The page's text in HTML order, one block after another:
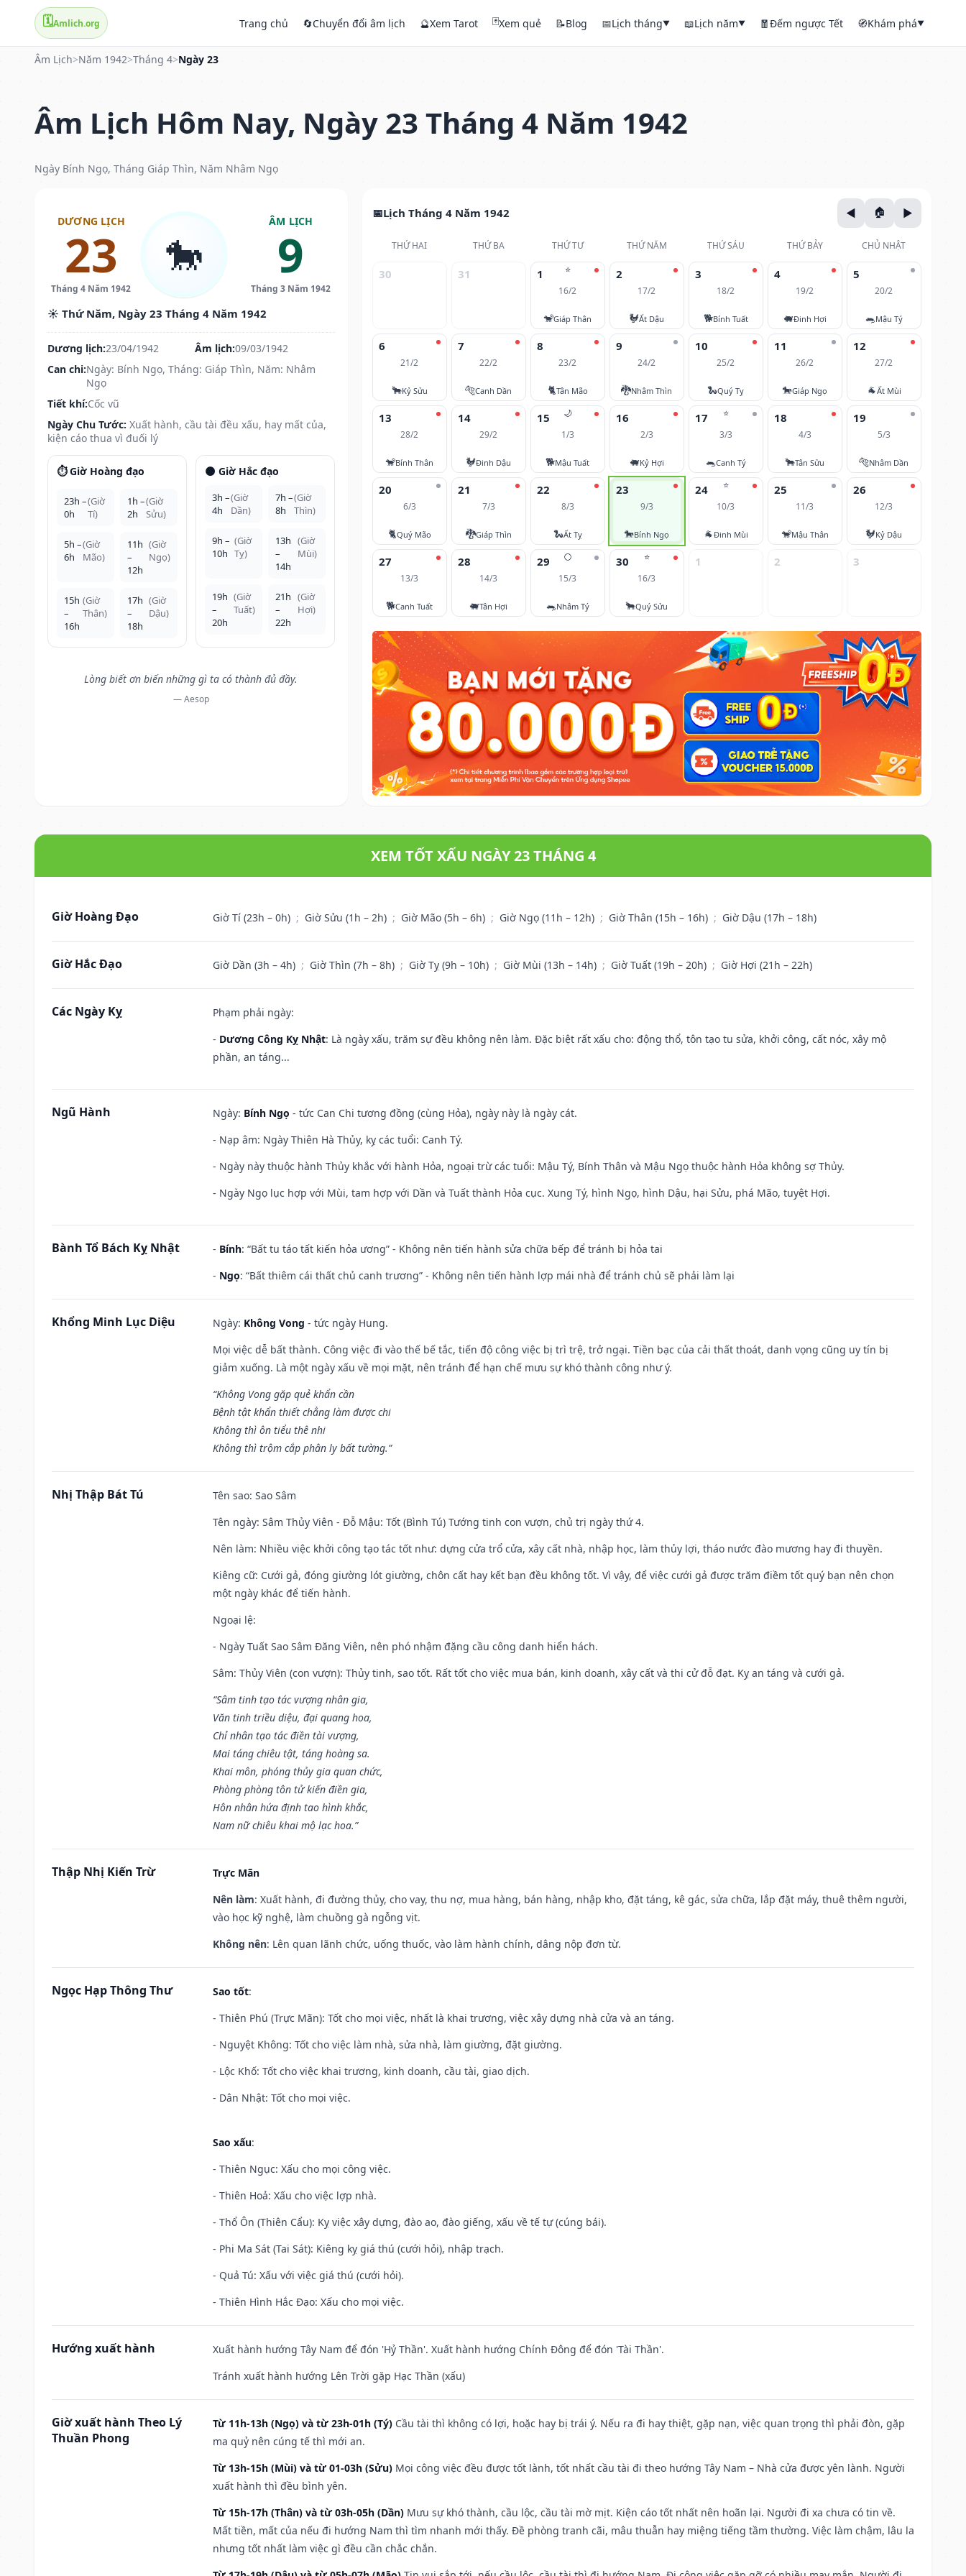
🗓️Amlich.org Trang chủ 🔄Chuyển đổi âm lịch 🔮Xem Tarot 🃏Xem quẻ 📝Blog 📅Lịch tháng▼ 📖Lịch năm▼ 🧧Đếm ngược Tết 🧭Khám phá▼
Âm Lịch>Năm 1942>Tháng 4>Ngày 23
Âm Lịch Hôm Nay, Ngày 23 Tháng 4 Năm 1942
Ngày Bính Ngọ, Tháng Giáp Thìn, Năm Nhâm Ngọ
DƯƠNG LỊCH
23
Tháng 4 Năm 1942
🐎
ÂM LỊCH
9
Tháng 3 Năm 1942
☀️ Thứ Năm, Ngày 23 Tháng 4 Năm 1942
Dương lịch:23/04/1942 Âm lịch:09/03/1942
Can chi:Ngày: Bính Ngọ, Tháng: Giáp Thìn, Năm: Nhâm
Ngọ
Tiết khí:Cốc vũ
Ngày Chu Tước: Xuất hành, cầu tài đều xấu, hay mất của,
kiện cáo thua vì đuối lý
⏱️ Giờ Hoàng đạo
23h –
0h
(Giờ
Tí)
1h –
2h
(Giờ
Sửu)
5h –
6h
(Giờ
Mão)
11h
–
12h
(Giờ
Ngọ)
15h
–
16h
(Giờ
Thân)
17h
–
18h
(Giờ
Dậu)
🌑 Giờ Hắc đạo
3h –
4h
(Giờ
Dần)
7h –
8h
(Giờ
Thìn)
9h –
10h
(Giờ
Tỵ)
13h
–
14h
(Giờ
Mùi)
19h
–
20h
(Giờ
Tuất)
21h
–
22h
(Giờ
Hợi)
Lòng biết ơn biến những gì ta có thành đủ đầy.
— Aesop
Lịch Tháng 4 Năm 1942
THỨ HAI THỨ BA THỨ TƯ THỨ NĂM THỨ SÁU THỨ BẢY CHỦ NHẬT
30 31 ⭐
1
16/2
🐒Giáp Thân
2
17/2
🐓Ất Dậu
3
18/2
🐕Bính Tuất
4
19/2
🐖Đinh Hợi
5
20/2
🐀Mậu Tý
6
21/2
🐂Kỷ Sửu
7
22/2
🐅Canh Dần
8
23/2
🐈Tân Mão
9
24/2
🐉Nhâm Thìn
10
25/2
🐍Quý Tỵ
11
26/2
🐎Giáp Ngọ
12
27/2
🐐Ất Mùi
13
28/2
🐒Bính Thân
14
29/2
🐓Đinh Dậu
🌙
15
1/3
🐕Mậu Tuất
16
2/3
🐖Kỷ Hợi
⭐
17
3/3
🐀Canh Tý
18
4/3
🐂Tân Sửu
19
5/3
🐅Nhâm Dần
20
6/3
🐈Quý Mão
21
7/3
🐉Giáp Thìn
22
8/3
🐍Ất Tỵ
23
9/3
🐎Bính Ngọ
⭐
24
10/3
🐐Đinh Mùi
25
11/3
🐒Mậu Thân
26
12/3
🐓Kỷ Dậu
27
13/3
🐕Canh Tuất
28
14/3
🐖Tân Hợi
🌕
29
15/3
🐀Nhâm Tý
⭐
30
16/3
🐂Quý Sửu
1 2 3
XEM TỐT XẤU NGÀY 23 THÁNG 4
Giờ Hoàng Đạo Giờ Tí (23h – 0h) ; Giờ Sửu (1h – 2h) ; Giờ Mão (5h – 6h) ; Giờ Ngọ (11h – 12h) ; Giờ Thân (15h – 16h) ; Giờ Dậu (17h – 18h)
Giờ Hắc Đạo Giờ Dần (3h – 4h) ; Giờ Thìn (7h – 8h) ; Giờ Tỵ (9h – 10h) ; Giờ Mùi (13h – 14h) ; Giờ Tuất (19h – 20h) ; Giờ Hợi (21h – 22h)
Các Ngày Kỵ
Phạm phải ngày:
- Dương Công Kỵ Nhật: Là ngày xấu, trăm sự đều không nên làm. Đặc biệt rất xấu cho: động thổ, tôn tạo tu sửa, khởi công, cất nóc, xây mộ
phần, an táng...
Ngũ Hành Ngày: Bính Ngọ - tức Can Chi tương đồng (cùng Hỏa), ngày này là ngày cát.
- Nạp âm: Ngày Thiên Hà Thủy, kỵ các tuổi: Canh Tý.
- Ngày này thuộc hành Thủy khắc với hành Hỏa, ngoại trừ các tuổi: Mậu Tý, Bính Thân và Mậu Ngọ thuộc hành Hỏa không sợ Thủy.
- Ngày Ngọ lục hợp với Mùi, tam hợp với Dần và Tuất thành Hỏa cục. Xung Tý, hình Ngọ, hình Dậu, hại Sửu, phá Mão, tuyệt Hợi.
Bành Tổ Bách Kỵ Nhật - Bính: “Bất tu táo tất kiến hỏa ương” - Không nên tiến hành sửa chữa bếp để tránh bị hỏa tai
- Ngọ: “Bất thiêm cái thất chủ canh trương” - Không nên tiến hành lợp mái nhà để tránh chủ sẽ phải làm lại
Khổng Minh Lục Diệu Ngày: Không Vong - tức ngày Hung.
Mọi việc dễ bất thành. Công việc đi vào thế bế tắc, tiến độ công việc bị trì trệ, trở ngại. Tiền bạc của cải thất thoát, danh vọng cũng uy tín bị
giảm xuống. Là một ngày xấu về mọi mặt, nên tránh để hạn chế mưu sự khó thành công như ý.
“Không Vong gặp quẻ khẩn cần
Bệnh tật khẩn thiết chẳng làm được chi
Không thì ôn tiểu thê nhi
Không thì trộm cắp phân ly bất tường.”
Nhị Thập Bát Tú Tên sao: Sao Sâm
Tên ngày: Sâm Thủy Viên - Đỗ Mậu: Tốt (Bình Tú) Tướng tinh con vượn, chủ trị ngày thứ 4.
Nên làm: Nhiều việc khởi công tạo tác tốt như: dựng cửa trổ cửa, xây cất nhà, nhập học, làm thủy lợi, tháo nước đào mương hay đi thuyền.
Kiêng cữ: Cưới gả, đóng giường lót giường, chôn cất hay kết bạn đều không tốt. Vì vậy, để việc cưới gả được trăm điềm tốt quý bạn nên chọn
một ngày khác để tiến hành.
Ngoại lệ:
- Ngày Tuất Sao Sâm Đăng Viên, nên phó nhậm đặng cầu công danh hiển hách.
Sâm: Thủy Viên (con vượn): Thủy tinh, sao tốt. Rất tốt cho việc mua bán, kinh doanh, xây cất và thi cử đỗ đạt. Kỵ an táng và cưới gả.
“Sâm tinh tạo tác vượng nhân gia,
Văn tinh triều diệu, đại quang hoa,
Chỉ nhân tạo tác điền tài vượng,
Mai táng chiêu tật, táng hoàng sa.
Khai môn, phóng thủy gia quan chức,
Phòng phòng tôn tử kiến điền gia,
Hôn nhân hứa định tao hình khắc,
Nam nữ chiêu khai mộ lạc hoa.”
Thập Nhị Kiến Trừ
Trực Mãn
Nên làm: Xuất hành, đi đường thủy, cho vay, thu nợ, mua hàng, bán hàng, nhập kho, đặt táng, kê gác, sửa chữa, lắp đặt máy, thuê thêm người,
vào học kỹ nghệ, làm chuồng gà ngỗng vịt.
Không nên: Lên quan lãnh chức, uống thuốc, vào làm hành chính, dâng nộp đơn từ.
Ngọc Hạp Thông Thư Sao tốt:
- Thiên Phú (Trực Mãn): Tốt cho mọi việc, nhất là khai trương, việc xây dựng nhà cửa và an táng.
- Nguyệt Không: Tốt cho việc làm nhà, sửa nhà, làm giường, đặt giường.
- Lộc Khố: Tốt cho việc khai trương, kinh doanh, cầu tài, giao dịch.
- Dân Nhật: Tốt cho mọi việc.
Sao xấu:
- Thiên Ngục: Xấu cho mọi công việc.
- Thiên Hoả: Xấu cho việc lợp nhà.
- Thổ Ôn (Thiên Cẩu): Kỵ việc xây dựng, đào ao, đào giếng, xấu về tế tự (cúng bái).
- Phi Ma Sát (Tai Sát): Kiêng kỵ giá thú (cưới hỏi), nhập trạch.
- Quả Tú: Xấu với việc giá thú (cưới hỏi).
- Thiên Hình Hắc Đạo: Xấu cho mọi việc.
Hướng xuất hành
Xuất hành hướng Tây Nam để đón 'Hỷ Thần'. Xuất hành hướng Chính Đông để đón 'Tài Thần'.
Tránh xuất hành hướng Lên Trời gặp Hạc Thần (xấu)
Giờ xuất hành Theo Lý
Thuần Phong
Từ 11h-13h (Ngọ) và từ 23h-01h (Tý) Cầu tài thì không có lợi, hoặc hay bị trái ý. Nếu ra đi hay thiệt, gặp nạn, việc quan trọng thì phải đòn, gặp
ma quỷ nên cúng tế thì mới an.
Từ 13h-15h (Mùi) và từ 01-03h (Sửu) Mọi công việc đều được tốt lành, tốt nhất cầu tài đi theo hướng Tây Nam – Nhà cửa được yên lành. Người
xuất hành thì đều bình yên.
Từ 15h-17h (Thân) và từ 03h-05h (Dần) Mưu sự khó thành, cầu lộc, cầu tài mờ mịt. Kiện cáo tốt nhất nên hoãn lại. Người đi xa chưa có tin về.
Mất tiền, mất của nếu đi hướng Nam thì tìm nhanh mới thấy. Đề phòng tranh cãi, mâu thuẫn hay miệng tiếng tầm thường. Việc làm chậm, lâu la
nhưng tốt nhất làm việc gì đều cần chắc chắn.